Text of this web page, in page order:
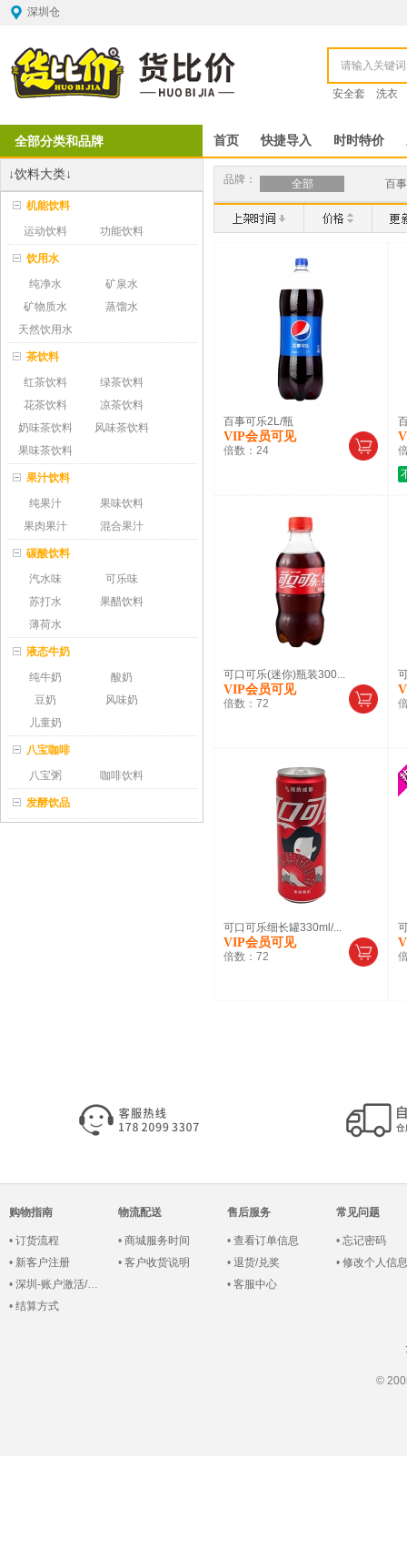
深圳仓
安全套 洗衣
全部分类和品牌 首页 快捷导入 时时特价
↓饮料大类↓
机能饮料
运动饮料
功能饮料
饮用水
纯净水
矿泉水
矿物质水
蒸馏水
天然饮用水
茶饮料
红茶饮料
绿茶饮料
花茶饮料
凉茶饮料
奶味茶饮料
风味茶饮料
果味茶饮料
果汁饮料
纯果汁
果味饮料
果肉果汁
混合果汁
碳酸饮料
汽水味
可乐味
苏打水
果醋饮料
薄荷水
液态牛奶
纯牛奶
酸奶
豆奶
风味奶
儿童奶
八宝咖啡
八宝粥
咖啡饮料
发酵饮品
品牌： 全部 百事
百事可乐2L/瓶
VIP会员可见
倍数： 24
可口可乐(迷你)瓶装300...
VIP会员可见
倍数： 72
可口可乐细长罐330ml/...
VIP会员可见
倍数： 72
购物指南
• 订货流程
• 新客户注册
• 深圳-账户激活/登录
• 结算方式
物流配送
• 商城服务时间
• 客户收货说明
售后服务
• 查看订单信息
• 退货/兑奖
• 客服中心
常见问题
• 忘记密码
• 修改个人信息
©